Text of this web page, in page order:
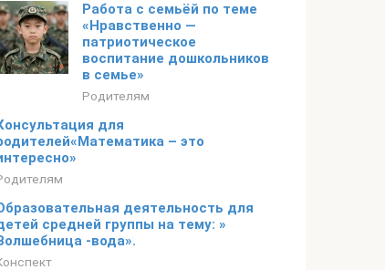
Работа с семьёй по теме
«Нравственно —
патриотическое
воспитание дошкольников
в семье»
Родителям
для
– это
деятельность для
средней группы на тему: »
-вода».